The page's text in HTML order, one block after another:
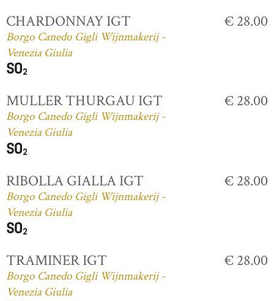
CHARDONNAY IGT
Borgo Canedo Gigli Wijnmakerij -
Venezia Giulia
€ 28.00
MULLER THURGAU IGT
Borgo Canedo Gigli Wijnmakerij -
Venezia Giulia
€ 28.00
RIBOLLA GIALLA IGT
Borgo Canedo Gigli Wijnmakerij -
Venezia Giulia
€ 28.00
TRAMINER IGT
Borgo Canedo Gigli Wijnmakerij -
Venezia Giulia
€ 28.00